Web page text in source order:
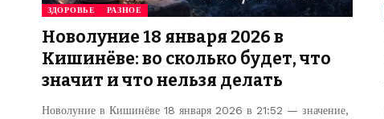
ЗДОРОВЬЕ РАЗНОЕ
Новолуние 18 января 2026 в
Кишинёве: во сколько будет, что
значит и что нельзя делать
Новолуние в Кишинёве 18 января 2026 в 21:52 — значение,